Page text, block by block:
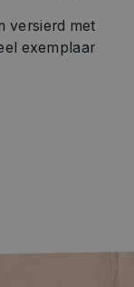
versierd met
exemplaar